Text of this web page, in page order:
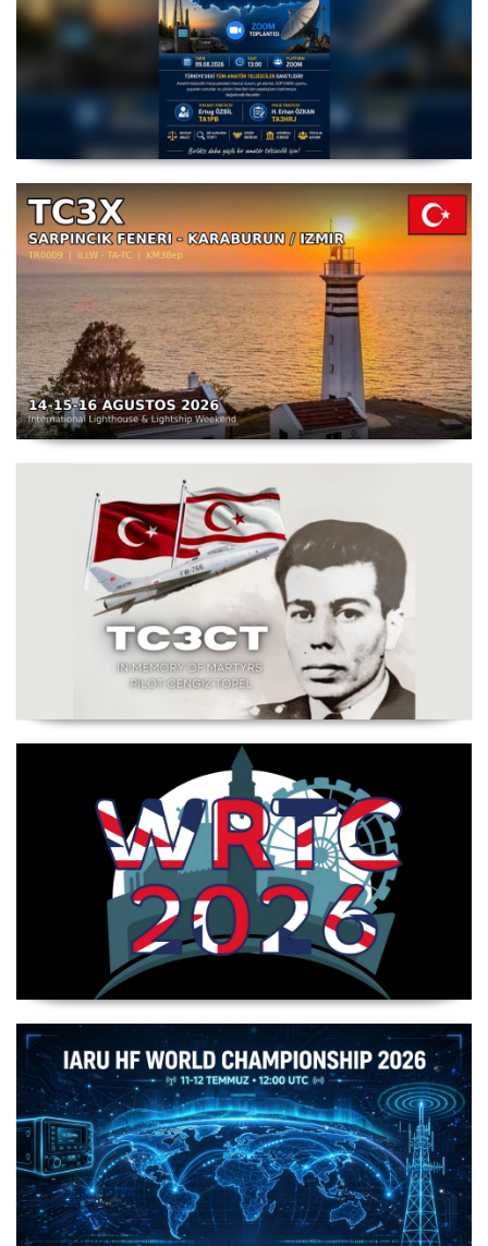
Amatör Telsizcilik Mevzuat Çalışması
TC3X - Sarpıncık Feneri'nden ILLW'de Aktif Olacak - 14-
Şehit Pilot Yüzbaşı Cengiz Topel Anma Etkinliği
WRTC 2026 Şampiyonu Litvanya Takımı